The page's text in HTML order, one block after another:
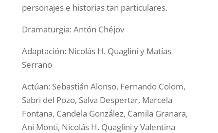
personajes e historias tan particulares.
Dramaturgia: Antón Chéjov
Adaptación: Nicolás H. Quaglini y Matías
Serrano
Actúan: Sebastián Alonso, Fernando Colom,
Sabri del Pozo, Salva Despertar, Marcela
Fontana, Candela González, Camila Granara,
Ani Monti, Nicolás H. Quaglini y Valentina